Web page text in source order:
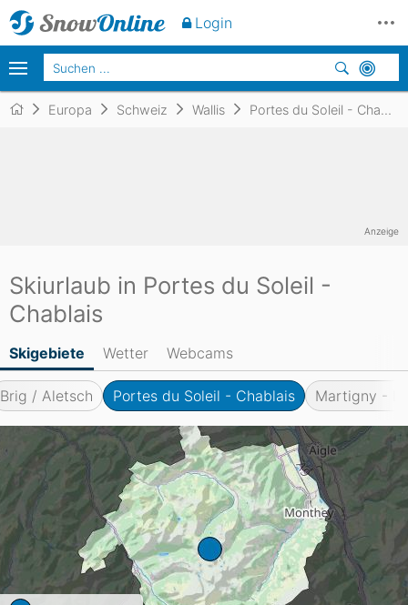
Europa Schweiz Wallis Portes du Soleil - Chablais
Skiurlaub in Portes du Soleil -
Chablais
Skigebiete Wetter Webcams
Brig / Aletsch Portes du Soleil - Chablais Martigny -
Anzeige
Login